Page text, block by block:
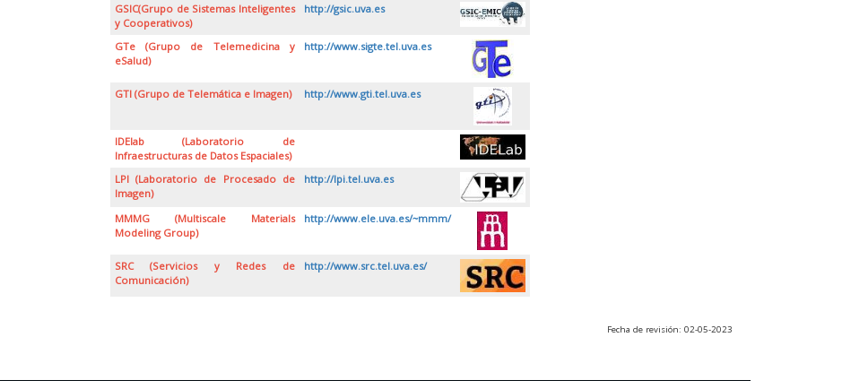
GSIC(Grupo de Sistemas Inteligentes
y Cooperativos)
http://gsic.uva.es
GTe (Grupo de Telemedicina y
eSalud)
http://www.sigte.tel.uva.es
GTI (Grupo de Telemática e Imagen) http://www.gti.tel.uva.es
IDElab (Laboratorio de
Infraestructuras de Datos Espaciales)
LPI (Laboratorio de Procesado de
Imagen)
http://lpi.tel.uva.es
MMMG (Multiscale Materials
Modeling Group)
http://www.ele.uva.es/~mmm/
SRC (Servicios y Redes de
Comunicación)
http://www.src.tel.uva.es/
Fecha de revisión: 02-05-2023